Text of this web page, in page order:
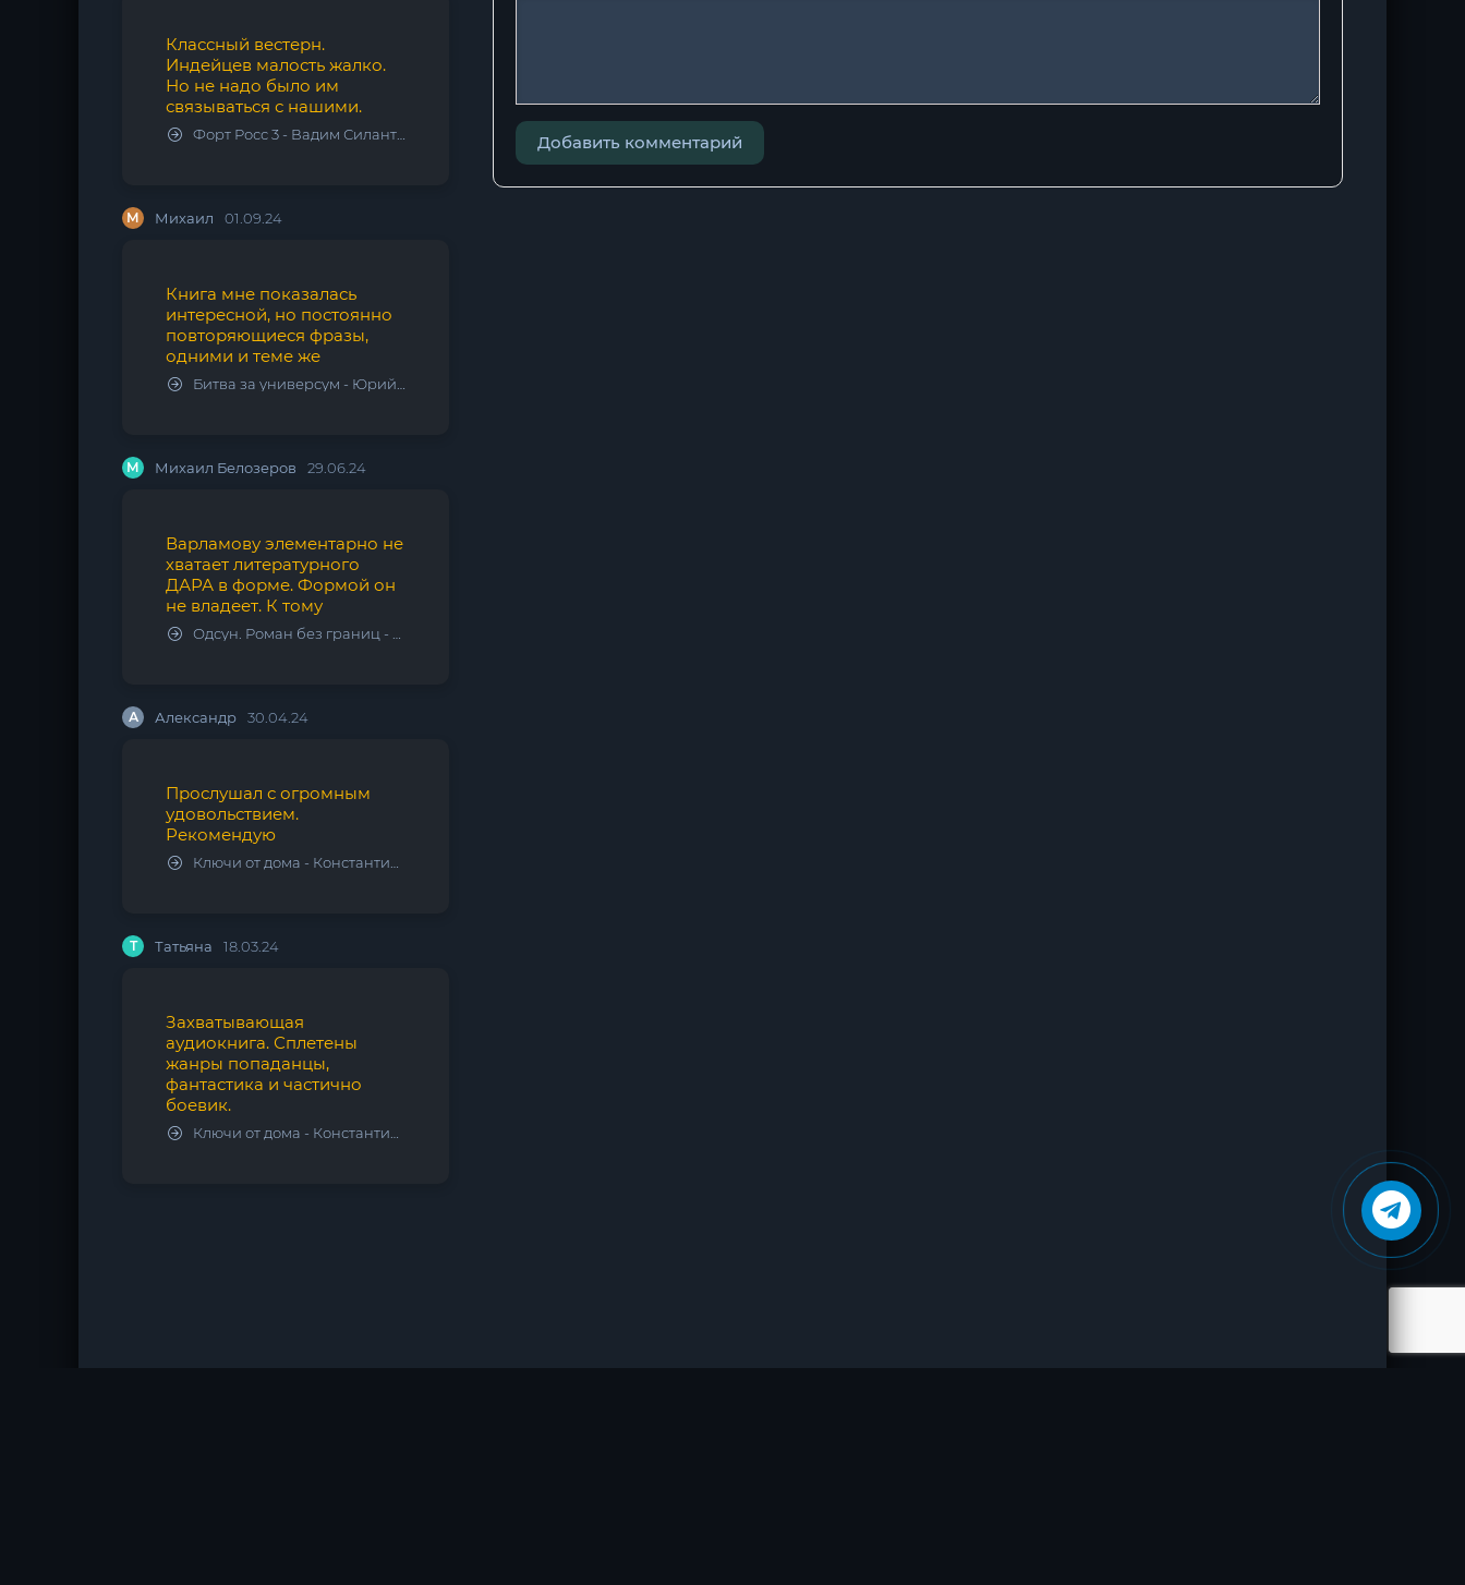
Классный вестерн.
Индейцев малость жалко.
Но не надо было им
связываться с нашими.
Форт Росс 3 - Вадим Силантьев
М Михаил 01.09.24
Книга мне показалась
интересной, но постоянно
повторяющиеся фразы,
одними и теме же
Битва за универсум - Юрий Тарарев, Александр Тарарев
М Михаил Белозеров 29.06.24
Варламову элементарно не
хватает литературного
ДАРА в форме. Формой он
не владеет. К тому
Одсун. Роман без границ - Алексей Варламов
А Александр 30.04.24
Прослушал с огромным
удовольствием.
Рекомендую
Ключи от дома - Константин Калбазов
Т Татьяна 18.03.24
Захватывающая
аудиокнига. Сплетены
жанры попаданцы,
фантастика и частично
боевик.
Ключи от дома - Константин Калбазов
Добавить комментарий